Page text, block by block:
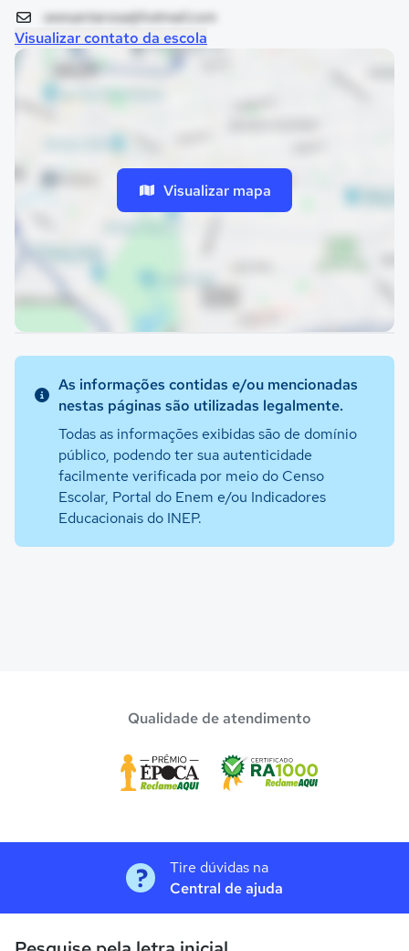
seesantarosa@hotmail.com
Visualizar contato da escola
Visualizar mapa
As informações contidas e/ou mencionadas
nestas páginas são utilizadas legalmente.
Todas as informações exibidas são de domínio
público, podendo ter sua autenticidade
facilmente verificada por meio do Censo
Escolar, Portal do Enem e/ou Indicadores
Educacionais do INEP.
Qualidade de atendimento
Tire dúvidas na
Central de ajuda